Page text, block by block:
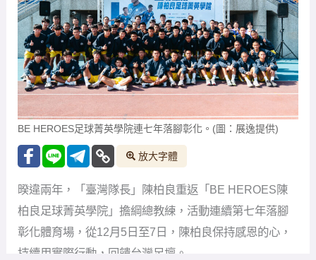
BE HEROES足球菁英學院連七年落腳彰化。(圖：展逸提供)
放大字體
暌違兩年，「臺灣隊長」陳柏良重返「BE HEROES陳
柏良足球菁英學院」擔綱總教練，活動連續第七年落腳
彰化體育場，從12月5日至7日，陳柏良保持感恩的心，
持續用實際行動，回饋台灣足壇。